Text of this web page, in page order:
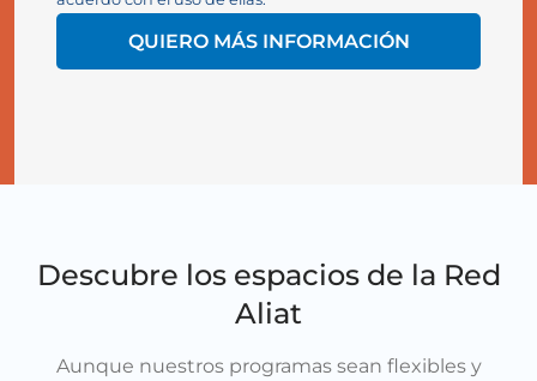
QUIERO MÁS INFORMACIÓN
Descubre los espacios de la Red
Aliat
Aunque nuestros programas sean flexibles y